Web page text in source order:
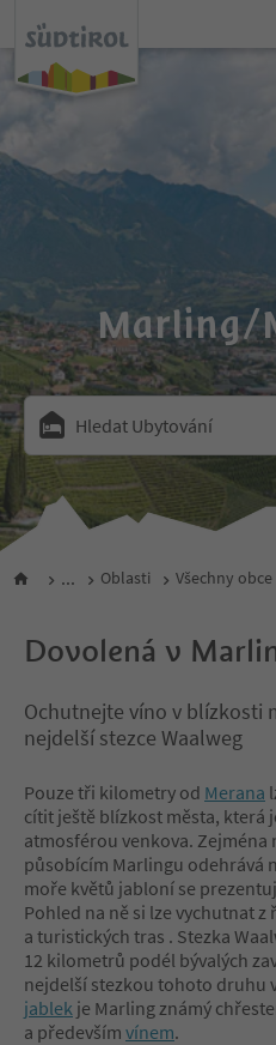
Marling/
Hledat Ubytování
... Oblasti Všechny obce
Dovolená v
Ochutnejte víno v blízkosti
nejdelší stezce Waalweg
Pouze tři kilometry od Merana
cítit ještě blízkost města, která
atmosférou venkova. Zejména
působícím Marlingu odehrává
moře květů jabloní se
Pohled na ně si lze vychutnat z
a turistických tras . Stezka
12 kilometrů podél bývalých
nejdelší stezkou tohoto druhu
jablek je Marling známý
a především vínem.